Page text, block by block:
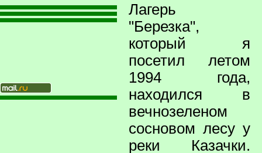
Лагерь
"Березка",
который я
посетил летом
1994 года,
находился в
вечнозеленом
сосновом лесу у
реки Казачки.